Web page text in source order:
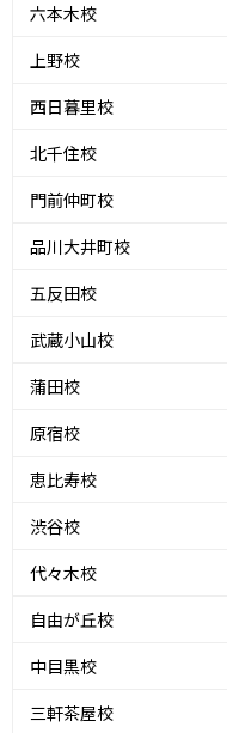
六本木校
上野校
西日暮里校
北千住校
門前仲町校
品川大井町校
五反田校
武蔵小山校
蒲田校
原宿校
恵比寿校
渋谷校
代々木校
自由が丘校
中目黒校
三軒茶屋校